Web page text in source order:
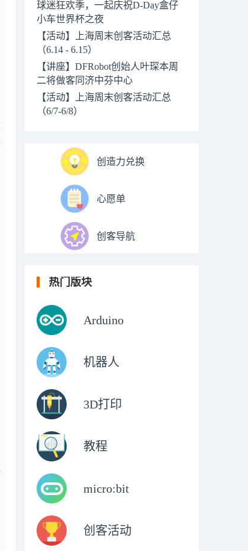
球迷狂欢季，一起庆祝D-Day盒仔
小车世界杯之夜
【活动】上海周末创客活动汇总
（6.14 - 6.15）
【讲座】DFRobot创始人叶琛本周
二将做客同济中芬中心
【活动】上海周末创客活动汇总
（6/7-6/8）
创造力兑换
心愿单
创客导航
热门版块
Arduino
机器人
3D打印
教程
micro:bit
创客活动